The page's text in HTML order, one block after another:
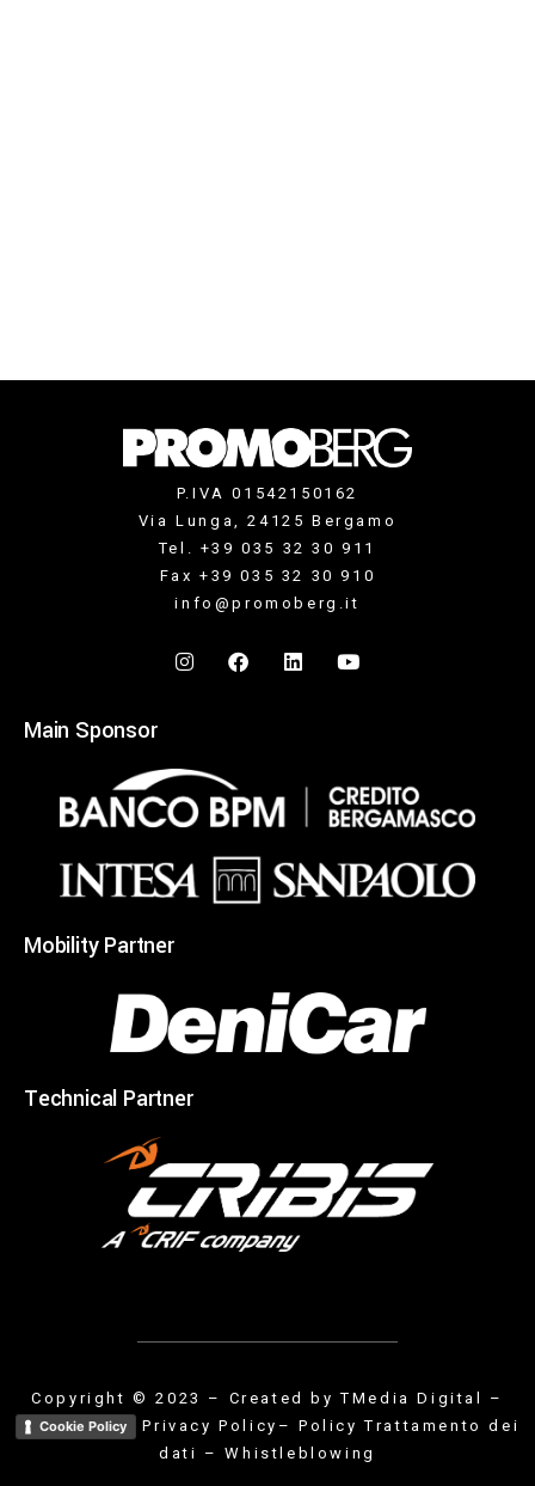
P.IVA 01542150162
Via Lunga, 24125 Bergamo
Tel. +39 035 32 30 911
Fax +39 035 32 30 910
info@promoberg.it
Main Sponsor
Mobility Partner
Technical Partner
Copyright © 2023 – Created byTMedia Digital –
Cookie Policy Privacy Policy – Policy Trattamento dei
dati –Whistleblowing